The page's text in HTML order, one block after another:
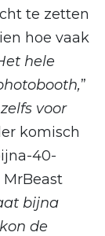
te zetten
hoe vaak
hele
”
voor
komisch
40-
bijna
de